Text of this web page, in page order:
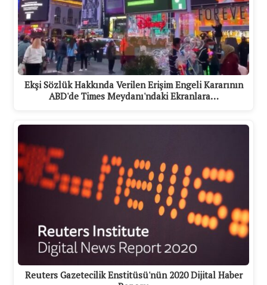
Ekşi Sözlük Hakkında Verilen Erişim Engeli Kararının
ABD'de Times Meydanı'ndaki Ekranlara…
Reuters Gazetecilik Enstitüsü'nün 2020 Dijital Haber